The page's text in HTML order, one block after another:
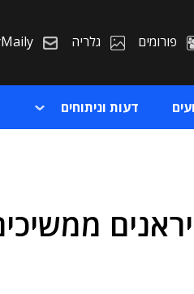
פורומים גלריה
דעות וניתוחים